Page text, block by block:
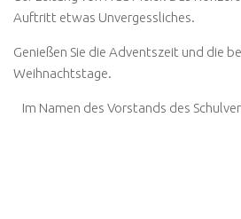
Auftritt etwas Unvergessliches.
Genießen Sie die Adventszeit und die
Weihnachtstage.
Im Namen des Vorstands des